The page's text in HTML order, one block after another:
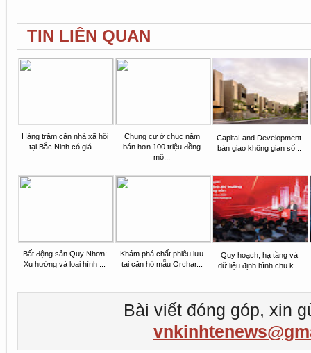
TIN LIÊN QUAN
Hàng trăm căn nhà xã hội
tại Bắc Ninh có giá ...
Chung cư ở chục năm
bán hơn 100 triệu đồng
mộ...
CapitaLand Development
bàn giao không gian số...
Bất động sản Quy Nhơn:
Xu hướng và loại hình ...
Khám phá chất phiêu lưu
tại căn hộ mẫu Orchar...
Quy hoạch, hạ tầng và
dữ liệu định hình chu k...
Bài viết đóng góp, xin